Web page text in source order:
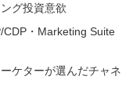
グ投資意欲
・Marketing Suite
ケターが選んだチャネ